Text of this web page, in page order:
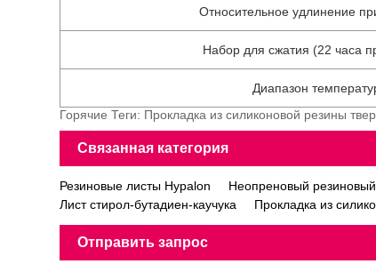
Относительное удлинение
Набор для сжатия (22 часа
Диапазон
Горячие Теги: Прокладка из силиконовой резины
Связанная категория
Резиновые листы Hypalon Неопреновый
Лист стирол-бутадиен-каучука
Прокладка из
Отправить запрос